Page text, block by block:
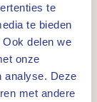
te
te bieden
delen we
onze
analyse. Deze
met andere